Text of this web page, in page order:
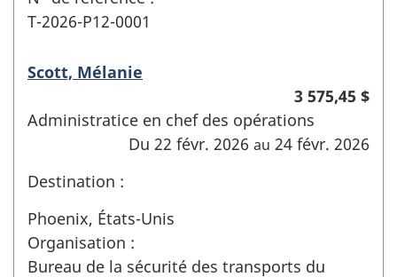
T-2026-P12-0001
Scott, Mélanie
3 575,45 $
Administratice en chef des opérations
Du 22 févr. 2026 au 24 févr. 2026
Destination :
Phoenix, États-Unis
Organisation :
Bureau de la sécurité des transports du